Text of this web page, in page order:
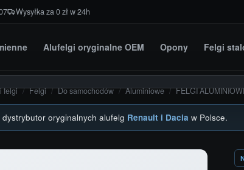
Wysyłka za 0 zł w 24h
Alufelgi oryginalne OEM Opony Felgi
felgi / Felgi / Do samochodów / Aluminiowe / FELGI
oryginalnych alufelg Renault i Dacia w Polsce.